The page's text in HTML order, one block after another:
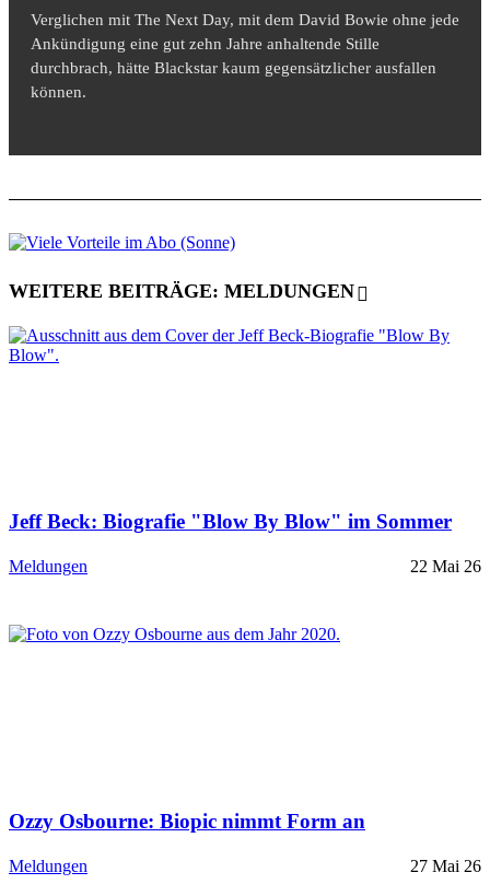
Verglichen mit The Next Day, mit dem David Bowie ohne jede
Ankündigung eine gut zehn Jahre anhaltende Stille
durchbrach, hätte Blackstar kaum gegensätzlicher ausfallen
können.
WEITERE BEITRÄGE: MELDUNGEN
Jeff Beck: Biografie "Blow By Blow" im Sommer
Meldungen 22 Mai 26
Ozzy Osbourne: Biopic nimmt Form an
Meldungen 27 Mai 26